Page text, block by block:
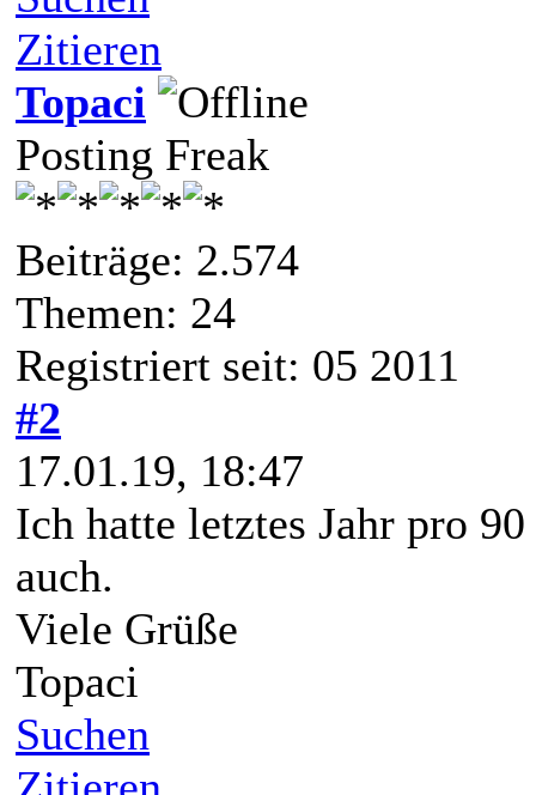
Zitieren
Topaci
Posting Freak
Beiträge: 2.574
Themen: 24
Registriert seit: 05 2011
#2
17.01.19, 18:47
Ich hatte letztes Jahr pro
auch.
Viele Grüße
Topaci
Suchen